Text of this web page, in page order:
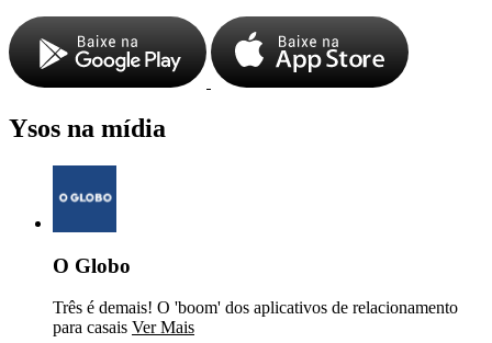
Ysos na mídia
O Globo
Três é demais! O 'boom' dos aplicativos de relacionamento
para casais Ver Mais